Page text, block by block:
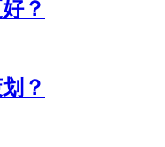
？
？